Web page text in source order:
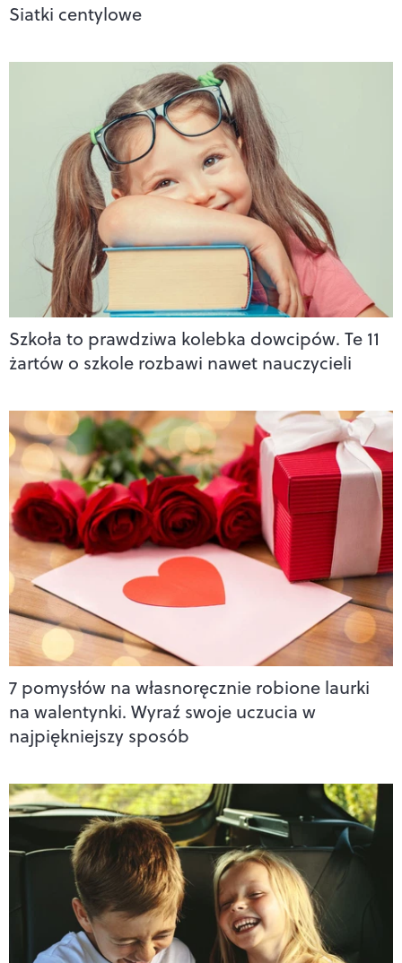
Siatki centylowe
Szkoła to prawdziwa kolebka dowcipów. Te 11
żartów o szkole rozbawi nawet nauczycieli
7 pomysłów na własnoręcznie robione laurki
na walentynki. Wyraź swoje uczucia w
najpiękniejszy sposób